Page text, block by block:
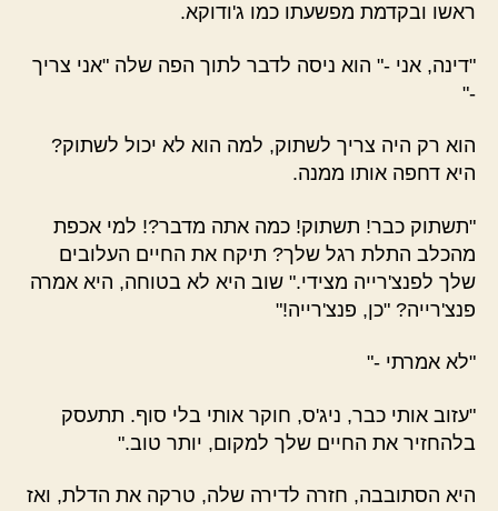
ראשו ובקדמת מפשעתו כמו ג'ודוקא.
"דינה, אני -" הוא ניסה לדבר לתוך הפה שלה "אני צריך
-"
הוא רק היה צריך לשתוק, למה הוא לא יכול לשתוק?
היא דחפה אותו ממנה.
"תשתוק כבר! תשתוק! כמה אתה מדבר?! למי אכפת
מהכלב התלת רגל שלך? תיקח את החיים העלובים
שלך לפנצ'רייה מצידי." שוב היא לא בטוחה, היא אמרה
פנצ'רייה? "כן, פנצ'רייה!"
"לא אמרתי -"
"עזוב אותי כבר, ניג'ס, חוקר אותי בלי סוף. תתעסק
בלהחזיר את החיים שלך למקום, יותר טוב."
היא הסתובבה, חזרה לדירה שלה, טרקה את הדלת, ואז